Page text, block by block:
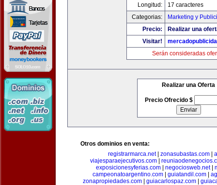
Longitud:
17 caracteres
Categorias:
Marketing y
Precio:
Realizar una
Visitar!
Serán consideradas
Realizar una Oferta
Precio Ofrecido $
Otros dominios en venta:
registrarmarca.net| zonasubastas.com|
viajesparaejecutivos.com|
exposicionesyferias.com
negociosweb.net|
campeonatoargentino.com| guiatandil.com|
zonapropiedades.com
guiacarlospaz.com